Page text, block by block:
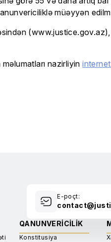
müəyyən
nazirliyin
E-poçt:
QANUNVERICILIK
Konstitusiya